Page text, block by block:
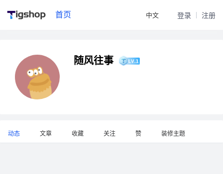
首页 中文 登录 注册
随风往事
动态 文章 收藏 关注 赞 装修主题